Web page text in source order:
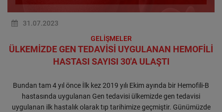
31.07.2023
GELİŞMELER
ÜLKEMİZDE GEN TEDAVİSİ UYGULANAN HEMOFİLİ
HASTASI SAYISI 30'A ULAŞTI
Bundan tam 4 yıl önce İlk kez 2019 yılı Ekim ayında bir Hemofili-B
hastasında uygulanan Gen tedavisi ülkemizde gen tedavisi
uygulanan ilk hastalık olarak tıp tarihimize geçmiştir. Günümüzde